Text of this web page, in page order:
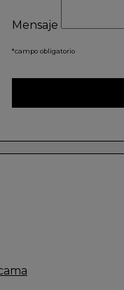
Mensaje
*campo obligatorio